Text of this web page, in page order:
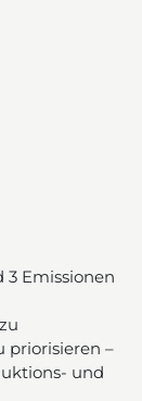
3 Emissionen
priorisieren –
und